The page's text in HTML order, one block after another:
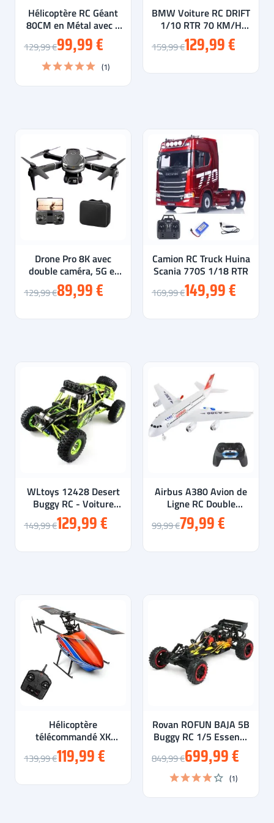
Hélicoptère RC Géant
80CM en Métal avec 2
batteries - Prêt à...
129,99 €99,99 €
(1)
BMW Voiture RC DRIFT
1/10 RTR 70 KM/H
avec 2 Batteries
159,99 €129,99 €
Drone Pro 8K avec
double caméra, 5G et
GPS - 40 min de vol
129,99 €89,99 €
Camion RC Truck Huina
Scania 770S 1/18 RTR
169,99 €149,99 €
WLtoys 12428 Desert
Buggy RC - Voiture
Radiocommandée...
149,99 €129,99 €
Airbus A380 Avion de
Ligne RC Double
Moteurs
99,99 €79,99 €
Hélicoptère
télécommandé XK
K127 Eagle
139,99 €119,99 €
Rovan ROFUN BAJA 5B
Buggy RC 1/5 Essence
29cc 80 KM/H RTR
849,99 €699,99 €
(1)